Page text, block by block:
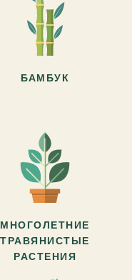
БАМБУК
МНОГОЛЕТНИЕ
ТРАВЯНИСТЫЕ
РАСТЕНИЯ